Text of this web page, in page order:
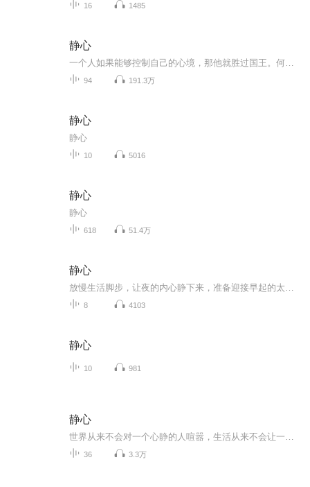
16 1485
静心
94 191.3万
静心
静心
10 5016
静心
静心
618 51.4万
静心
8 4103
静心
10 981
静心
36 3.3万